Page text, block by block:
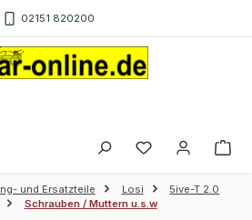
02151 820200
und Ersatzteile Losi
5ive-T 2.0
Schrauben / Muttern u.s.w